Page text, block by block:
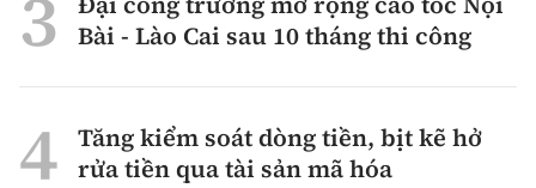
Bài - Lào Cai sau 10 tháng thi công
Tăng kiểm soát dòng tiền, bịt kẽ hở
rửa tiền qua tài sản mã hóa